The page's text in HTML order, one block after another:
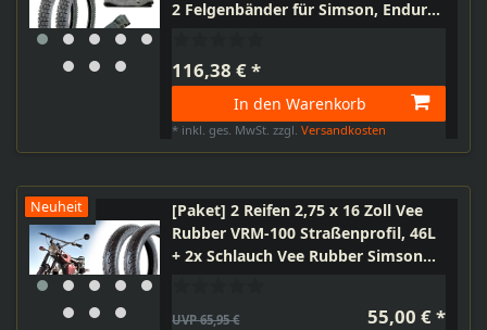
2 Felgenbänder für Simson, Enduro
116,38 € *
In den Warenkorb
* inkl. ges. MwSt. zzgl.Versandkosten
Neuheit
[Paket] 2 Reifen 2,75 x 16 Zoll Vee
Rubber VRM-100 Straßenprofil, 46L
+ 2x Schlauch Vee Rubber Simson
UVP 65,95 € 55,00 € *